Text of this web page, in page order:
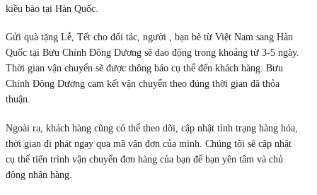
kiều bào tại Hàn Quốc.
Gửi quà tặng Lễ, Tết cho đối tác, người , bạn bè từ Việt Nam sang Hàn
Quốc tại Bưu Chính Đông Dương sẽ dao động trong khoảng từ 3-5 ngày.
Thời gian vận chuyển sẽ được thông báo cụ thể đến khách hàng. Bưu
Chính Đông Dương cam kết vận chuyển theo đúng thời gian đã thỏa
thuận.
Ngoài ra, khách hàng cũng có thể theo dõi, cập nhật tình trạng hàng hóa,
thời gian đi phát ngay qua mã vận đơn của mình. Chúng tôi sẽ cập nhật
cụ thể tiến trình vận chuyển đơn hàng của bạn để bạn yên tâm và chủ
động nhận hàng.